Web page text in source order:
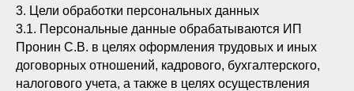
3. Цели обработки персональных данных
3.1. Персональные данные обрабатываются ИП
Пронин С.В. в целях оформления трудовых и иных
договорных отношений, кадрового, бухгалтерского,
налогового учета, а также в целях осуществления